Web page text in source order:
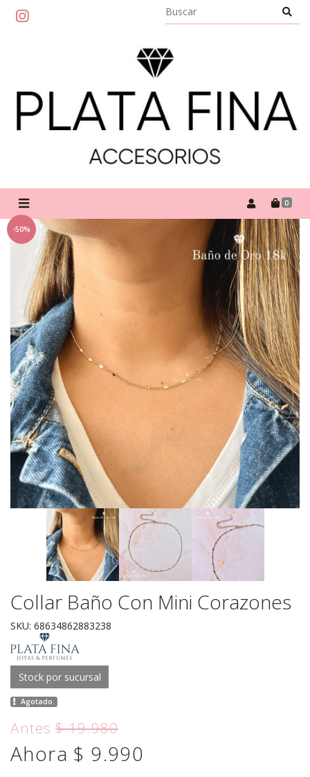
0
-50%
Collar Baño Con Mini Corazones
SKU: 68634862883238
Stock por sucursal
Agotado.
Antes$ 19.980
Ahora $ 9.990